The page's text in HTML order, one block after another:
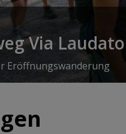
Via Laudato
Eröffnungswanderung